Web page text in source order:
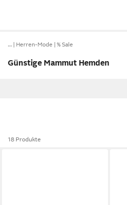
… Herren-Mode % Sale
Günstige Mammut Hemden
18 Produkte